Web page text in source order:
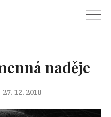
naděje
27. 12. 2018